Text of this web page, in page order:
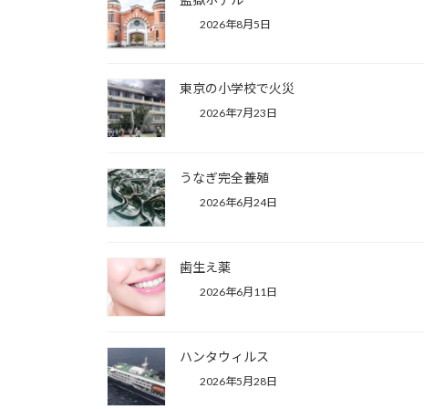
2026年8月5日
東京の小学校で火災
2026年7月23日
うなぎ完全養殖
2026年6月24日
歯生え薬
2026年6月11日
ハンタウィルス
2026年5月28日